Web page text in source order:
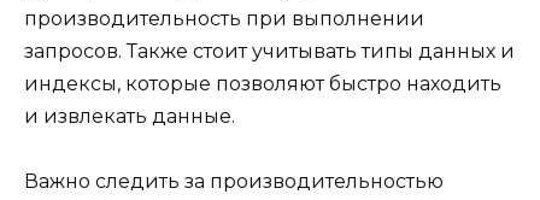
производительность при выполнении
запросов. Также стоит учитывать типы данных и
индексы, которые позволяют быстро находить
и извлекать данные.
Важно следить за производительностью